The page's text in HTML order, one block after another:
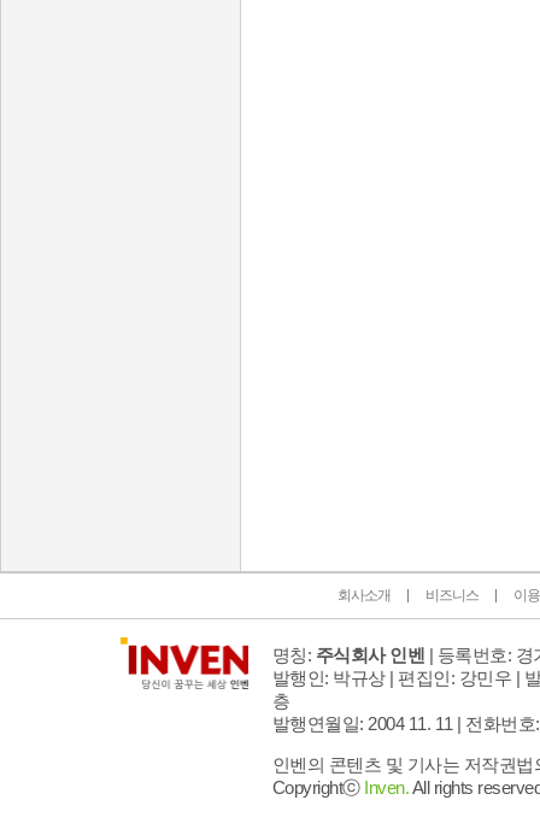
회사소개 비즈니스 이
명칭: 주식회사 인벤 | 등록번호: 경
발행인: 박규상 | 편집인: 강민우 |
층
발행연월일: 2004 11. 11 | 전화번호
인벤의 콘텐츠 및 기사는 저작권
Copyrightⓒ Inven.All rights